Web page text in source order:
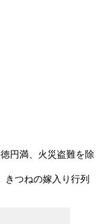
円満、火災盗難を除
きつねの嫁入り行列